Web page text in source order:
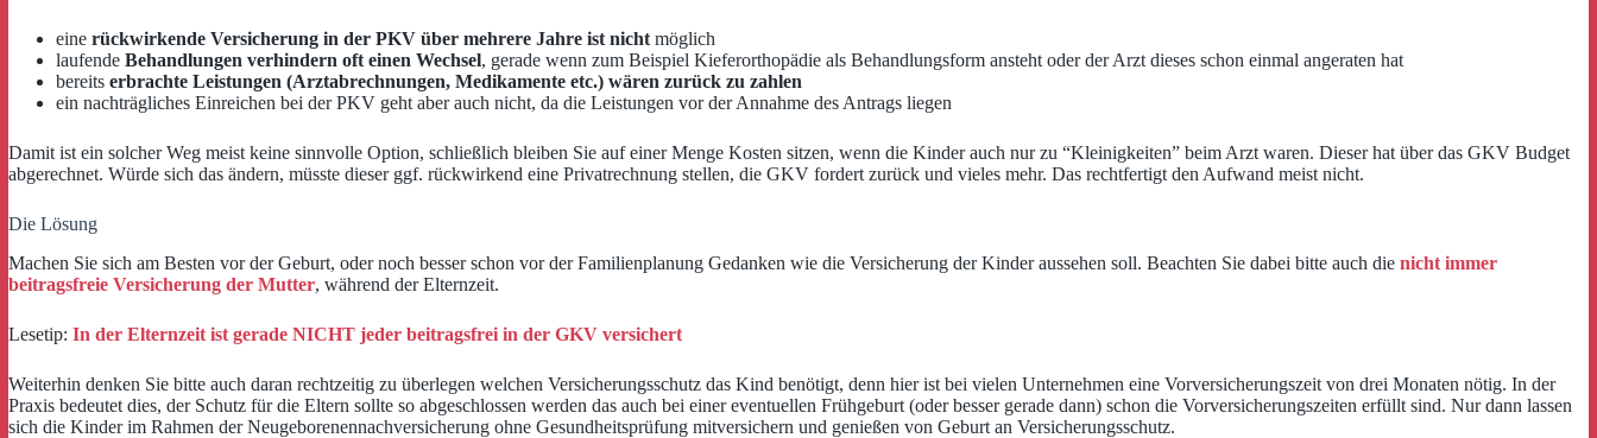
eine rückwirkende Versicherung in der PKV über mehrere Jahre ist nicht möglich
laufende Behandlungen verhindern oft einen Wechsel, gerade wenn zum Beispiel Kieferorthopädie als Behandlungsform ansteht oder der Arzt dieses schon einmal angeraten hat
bereits erbrachte Leistungen (Arztabrechnungen, Medikamente etc.) wären zurück zu zahlen
ein nachträgliches Einreichen bei der PKV geht aber auch nicht, da die Leistungen vor der Annahme des Antrags liegen
Damit ist ein solcher Weg meist keine sinnvolle Option, schließlich bleiben Sie auf einer Menge Kosten sitzen, wenn die Kinder auch nur zu “Kleinigkeiten” beim Arzt waren. Dieser hat über das GKV Budget
abgerechnet. Würde sich das ändern, müsste dieser ggf. rückwirkend eine Privatrechnung stellen, die GKV fordert zurück und vieles mehr. Das rechtfertigt den Aufwand meist nicht.
Die Lösung
Machen Sie sich am Besten vor der Geburt, oder noch besser schon vor der Familienplanung Gedanken wie die Versicherung der Kinder aussehen soll. Beachten Sie dabei bitte auch die nicht immer
beitragsfreie Versicherung der Mutter, während der Elternzeit.
Lesetip: In der Elternzeit ist gerade NICHT jeder beitragsfrei in der GKV versichert
Weiterhin denken Sie bitte auch daran rechtzeitig zu überlegen welchen Versicherungsschutz das Kind benötigt, denn hier ist bei vielen Unternehmen eine Vorversicherungszeit von drei Monaten nötig. In der
Praxis bedeutet dies, der Schutz für die Eltern sollte so abgeschlossen werden das auch bei einer eventuellen Frühgeburt (oder besser gerade dann) schon die Vorversicherungszeiten erfüllt sind. Nur dann lassen
sich die Kinder im Rahmen der Neugeborenennachversicherung ohne Gesundheitsprüfung mitversichern und genießen von Geburt an Versicherungsschutz.